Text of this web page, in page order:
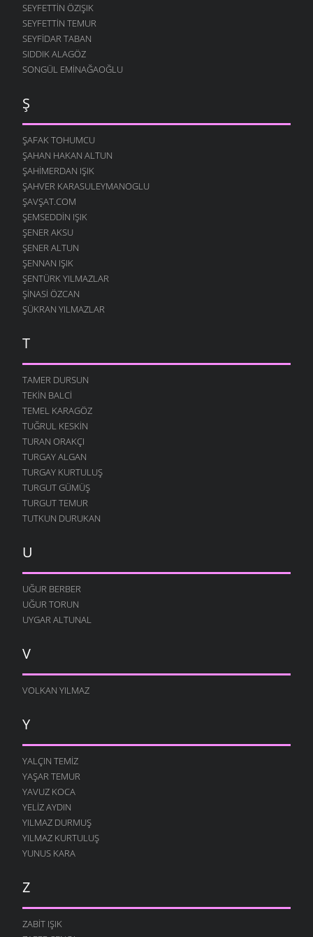
SEYFETTIN ÖZIŞIK
SEYFETTIN TEMUR
SEYFIDAR TABAN
SIDDIK ALAGÖZ
SONGÜL EMINAĞAOĞLU
Ş
ŞAFAK TOHUMCU
ŞAHAN HAKAN ALTUN
ŞAHIMERDAN IŞIK
ŞAHVER KARASULEYMANOGLU
ŞAVŞAT.COM
ŞEMSEDDIN IŞIK
ŞENER AKSU
ŞENER ALTUN
ŞENNAN IŞIK
ŞENTÜRK YILMAZLAR
ŞINASI ÖZCAN
ŞÜKRAN YILMAZLAR
T
TAMER DURSUN
TEKIN BALCI
TEMEL KARAGÖZ
TUĞRUL KESKIN
TURAN ORAKÇI
TURGAY ALGAN
TURGAY KURTULUŞ
TURGUT GÜMÜŞ
TURGUT TEMUR
TUTKUN DURUKAN
U
UĞUR BERBER
UĞUR TORUN
UYGAR ALTUNAL
V
VOLKAN YILMAZ
Y
YALÇIN TEMIZ
YAŞAR TEMUR
YAVUZ KOCA
YELIZ AYDIN
YILMAZ DURMUŞ
YILMAZ KURTULUŞ
YUNUS KARA
Z
ZABIT IŞIK